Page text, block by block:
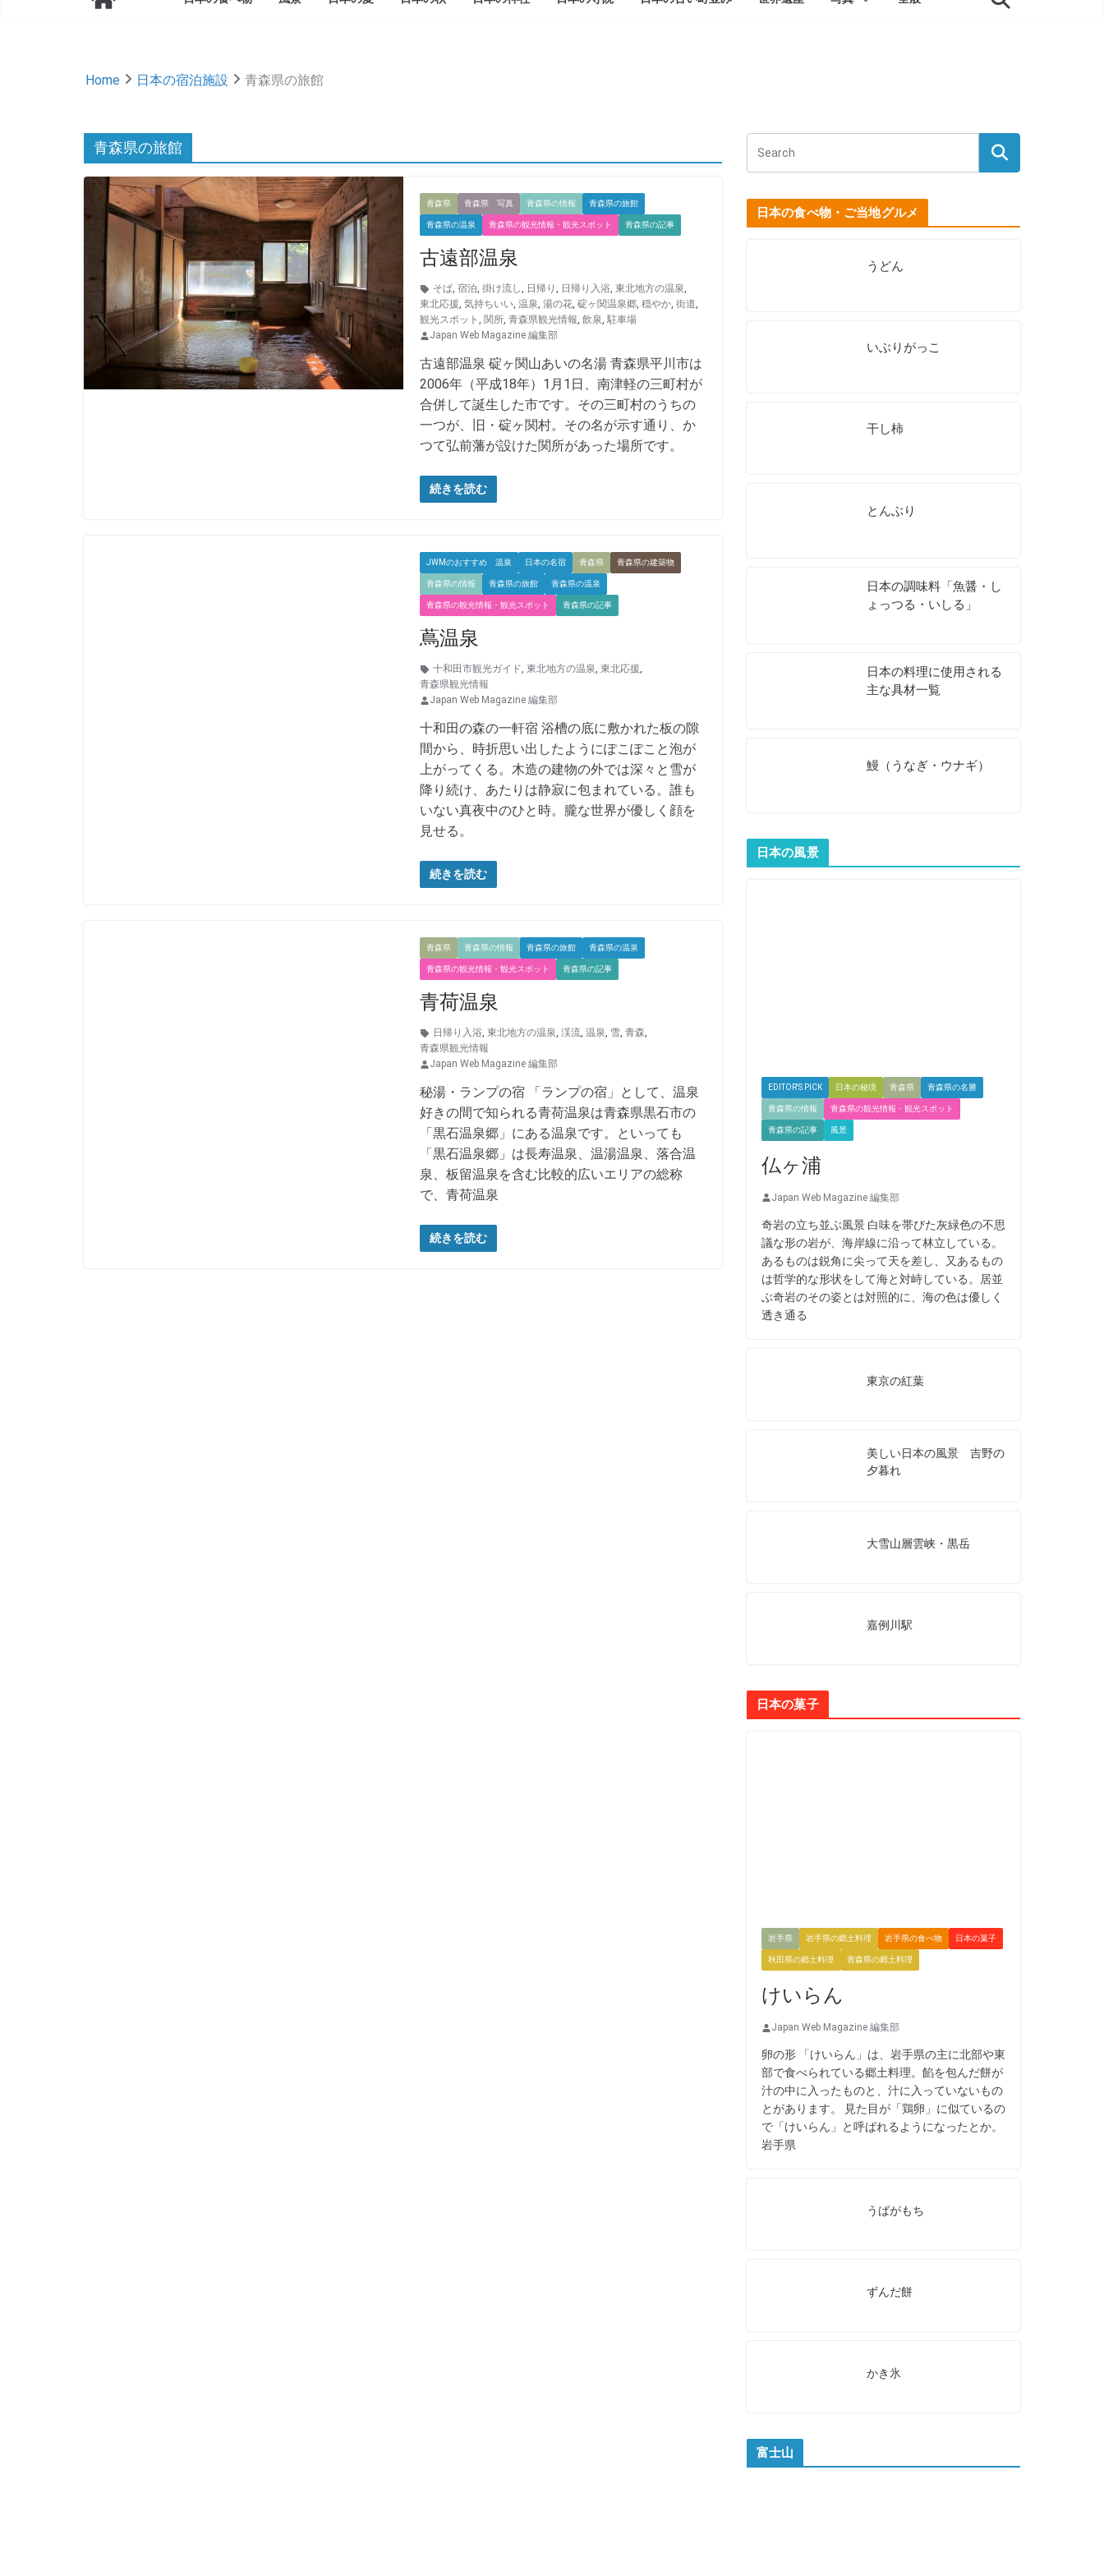
Home 日本の宿泊施設 青森県の旅館
青森県の旅館
青森県 青森県 写真 青森県の情報 青森県の旅館
青森県の温泉 青森県の観光情報・観光スポット 青森県の記事
古遠部温泉
そば, 宿泊, 掛け流し, 日帰り , 日帰り入浴, 東北地方の温泉,
東北応援, 気持ちいい, 温泉, 湯の花, 碇ヶ関温泉郷, 穏やか, 街道,
観光スポット , 関所, 青森県観光情報, 飲泉, 駐車場
Japan Web Magazine 編集部
古遠部温泉 碇ヶ関山あいの名湯 青森県平川市は
2006年（平成18年）1月1日、南津軽の三町村が
合併して誕生した市です。その三町村のうちの
一つが、旧・碇ヶ関村。その名が示す通り、か
つて弘前藩が設けた関所があった場所です。
続きを読む
JWMのおすすめ 温泉 日本の名宿 青森県 青森県の建築物
青森県の情報 青森県の旅館 青森県の温泉
青森県の観光情報・観光スポット 青森県の記事
蔦温泉
十和田市観光ガイド, 東北地方の温泉, 東北応援,
青森県観光情報
Japan Web Magazine 編集部
十和田の森の一軒宿 浴槽の底に敷かれた板の隙
間から、時折思い出したようにぽこぽこと泡が
上がってくる。木造の建物の外では深々と雪が
降り続け、あたりは静寂に包まれている。誰も
いない真夜中のひと時。朧な世界が優しく顔を
見せる。
続きを読む
青森県 青森県の情報 青森県の旅館 青森県の温泉
青森県の観光情報・観光スポット 青森県の記事
青荷温泉
日帰り入浴, 東北地方の温泉, 渓流, 温泉, 雪, 青森,
青森県観光情報
Japan Web Magazine 編集部
秘湯・ランプの宿 「ランプの宿」として、温泉
好きの間で知られる青荷温泉は青森県黒石市の
「黒石温泉郷」にある温泉です。といっても
「黒石温泉郷」は長寿温泉、温湯温泉、落合温
泉、板留温泉を含む比較的広いエリアの総称
で、青荷温泉
続きを読む
日本の食べ物・ご当地グルメ
うどん
いぶりがっこ
干し柿
とんぶり
日本の調味料「魚醤・し
ょっつる・いしる」
日本の料理に使用される
主な具材一覧
鰻（うなぎ・ウナギ）
日本の風景
EDITOR'S PICK 日本の秘境 青森県 青森県の名勝
青森県の情報 青森県の観光情報・観光スポット
青森県の記事 風景
仏ヶ浦
Japan Web Magazine 編集部
奇岩の立ち並ぶ風景 白味を帯びた灰緑色の不思
議な形の岩が、海岸線に沿って林立している。
あるものは鋭角に尖って天を差し、又あるもの
は哲学的な形状をして海と対峙している。居並
ぶ奇岩のその姿とは対照的に、海の色は優しく
透き通る
東京の紅葉
美しい日本の風景 吉野の
夕暮れ
大雪山層雲峡・黒岳
嘉例川駅
日本の菓子
岩手県 岩手県の郷土料理 岩手県の食べ物 日本の菓子
秋田県の郷土料理 青森県の郷土料理
けいらん
Japan Web Magazine 編集部
卵の形 「けいらん」は、岩手県の主に北部や東
部で食べられている郷土料理。餡を包んだ餅が
汁の中に入ったものと、汁に入っていないもの
とがあります。 見た目が「鶏卵」に似ているの
で「けいらん」と呼ばれるようになったとか。
岩手県
うばがもち
ずんだ餅
かき氷
富士山